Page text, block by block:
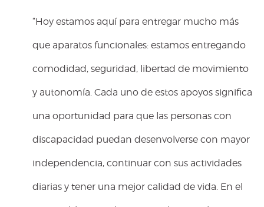
“Hoy estamos aquí para entregar mucho más
que aparatos funcionales: estamos entregando
comodidad, seguridad, libertad de movimiento
y autonomía. Cada uno de estos apoyos significa
una oportunidad para que las personas con
discapacidad puedan desenvolverse con mayor
independencia, continuar con sus actividades
diarias y tener una mejor calidad de vida. En el